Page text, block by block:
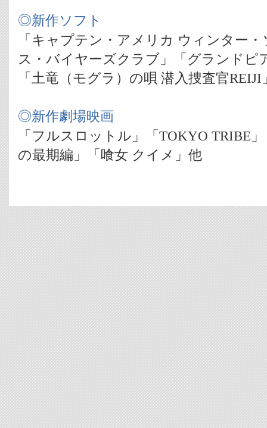
◎新作ソフト
「キャプテン・アメリカ ウィンター
ス・バイヤーズクラブ」「グランドピ
「土竜（モグラ）の唄 潜入捜査官REIJI
◎新作劇場映画
「フルスロットル」「TOKYO TRIBE
の最期編」「喰女 クイメ」他